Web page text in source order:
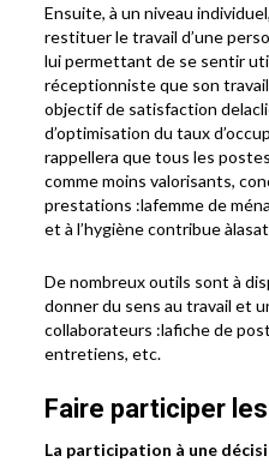
Ensuite, à un niveau
restituer le travail d’une
lui permettant de se sentir
réceptionniste que son
objectif de satisfaction
d’optimisation du taux
rappellera que tous les
comme moins valorisants,
prestations :lafemme de
et à l’hygiène contribue
De nombreux outils sont à
donner du sens au travail et
collaborateurs :lafiche de
entretiens, etc.
Faire participer
La participation à une